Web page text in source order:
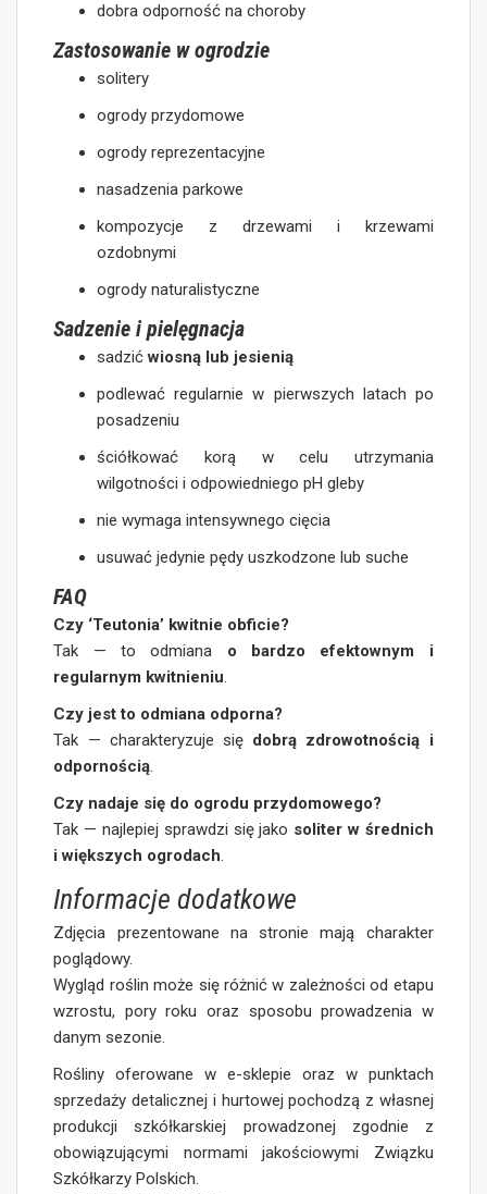
dobra odporność na choroby
Zastosowanie w ogrodzie
solitery
ogrody przydomowe
ogrody reprezentacyjne
nasadzenia parkowe
kompozycje z drzewami i krzewami
ozdobnymi
ogrody naturalistyczne
Sadzenie i pielęgnacja
sadzićwiosną lub jesienią
podlewać regularnie w pierwszych latach po
posadzeniu
ściółkować korą w celu utrzymania
wilgotności i odpowiedniego pH gleby
nie wymaga intensywnego cięcia
usuwać jedynie pędy uszkodzone lub suche
FAQ
Czy ‘Teutonia’ kwitnie obficie?
Tak — to odmiana o bardzo efektownym i
regularnym kwitnieniu.
Czy jest to odmiana odporna?
Tak — charakteryzuje się dobrą zdrowotnością i
odpornością.
Czy nadaje się do ogrodu przydomowego?
Tak — najlepiej sprawdzi się jako soliter w średnich
i większych ogrodach.
Informacje dodatkowe
Zdjęcia prezentowane na stronie mają charakter
poglądowy.
Wygląd roślin może się różnić w zależności od etapu
wzrostu, pory roku oraz sposobu prowadzenia w
danym sezonie.
Rośliny oferowane w e-sklepie oraz w punktach
sprzedaży detalicznej i hurtowej pochodzą z własnej
produkcji szkółkarskiej prowadzonej zgodnie z
obowiązującymi normami jakościowymi Związku
Szkółkarzy Polskich.